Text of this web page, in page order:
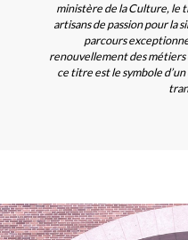
ministère de la Culture, le
artisans de passion pour la
parcours
renouvellement des métiers
ce titre est le symbole